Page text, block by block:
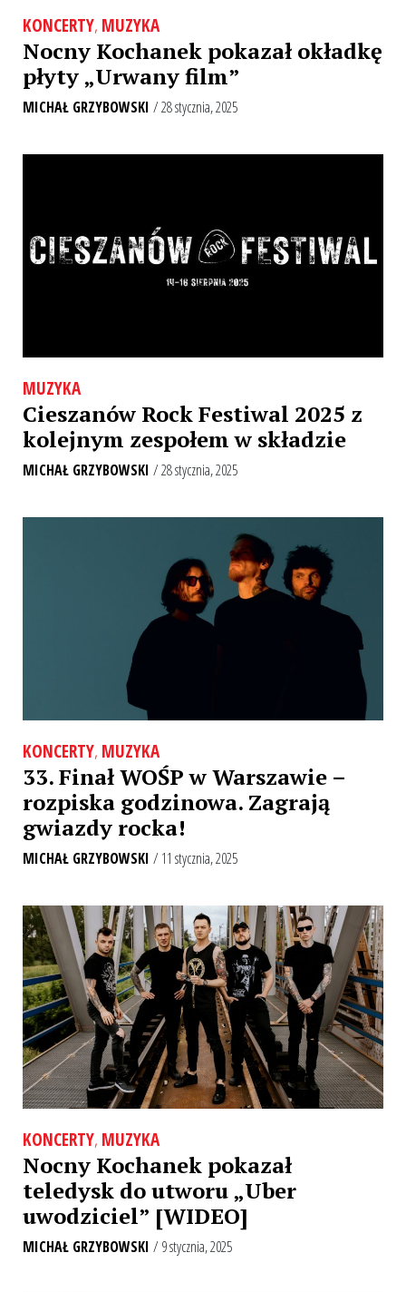
KONCERTY, MUZYKA
Nocny Kochanek pokazał okładkę
płyty „Urwany film”
MICHAŁ GRZYBOWSKI / 28 stycznia, 2025
MUZYKA
Cieszanów Rock Festiwal 2025 z
kolejnym zespołem w składzie
MICHAŁ GRZYBOWSKI / 28 stycznia, 2025
KONCERTY, MUZYKA
33. Finał WOŚP w Warszawie –
rozpiska godzinowa. Zagrają
gwiazdy rocka!
MICHAŁ GRZYBOWSKI / 11 stycznia, 2025
KONCERTY, MUZYKA
Nocny Kochanek pokazał
teledysk do utworu „Uber
uwodziciel” [WIDEO]
MICHAŁ GRZYBOWSKI / 9 stycznia, 2025